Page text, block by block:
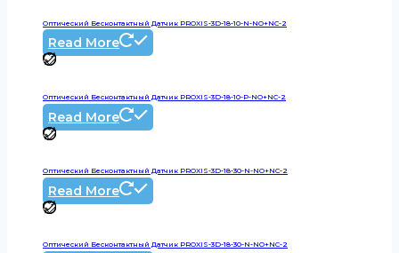
Оптический Бесконтактный Датчик PROXIS-3D-18-10-N-NO+NC-2
Read More
Оптический Бесконтактный Датчик PROXIS-3D-18-10-P-NO+NC-2
Read More
Оптический Бесконтактный Датчик PROXIS-3D-18-30-N-NO+NC-2
Read More
Оптический Бесконтактный Датчик PROXIS-3D-18-30-N-NO+NC-2